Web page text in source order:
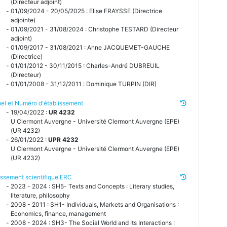
(Directeur adjoint)
01/09/2024 - 20/05/2025 : Elise FRAYSSE (Directrice
adjointe)
01/09/2021 - 31/08/2024 : Christophe TESTARD (Directeur
adjoint)
01/09/2017 - 31/08/2021 : Anne JACQUEMET-GAUCHE
(Directrice)
01/01/2012 - 30/11/2015 : Charles-André DUBREUIL
(Directeur)
01/01/2008 - 31/12/2011 : Dominique TURPIN (DIR)
et Numéro d'établissement
19/04/2022 :UR 4232
U Clermont Auvergne - Université Clermont Auvergne (EPE)
(UR 4232)
26/01/2022 :UPR 4232
U Clermont Auvergne - Université Clermont Auvergne (EPE)
(UR 4232)
scientifique ERC
2023 - 2024 : SH5- Texts and Concepts : Literary studies,
literature, philosophy
2008 - 2011 : SH1- Individuals, Markets and Organisations :
Economics, finance, management
2008 - 2024 : SH3- The Social World and Its Interactions :